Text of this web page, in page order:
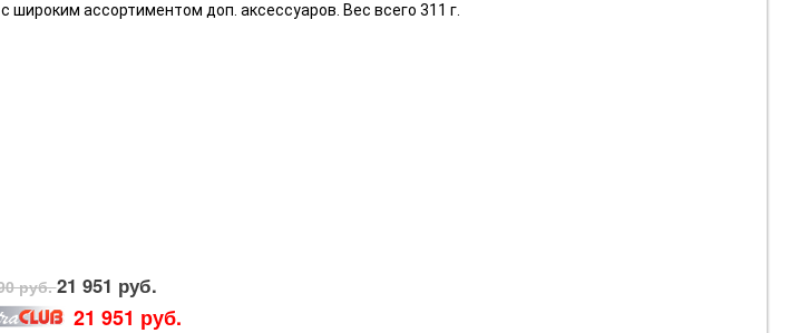
ассортиментом доп. аксессуаров. Вес всего 311 г.
руб.21 951 руб.
21 951 руб.